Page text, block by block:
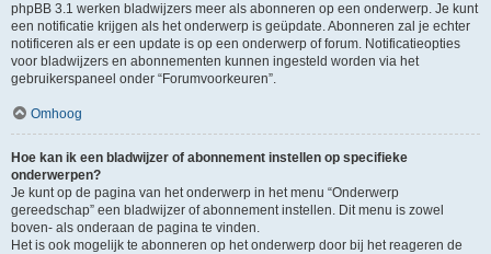
phpBB 3.1 werken bladwijzers meer als abonneren op een onderwerp. Je kunt
een notificatie krijgen als het onderwerp is geüpdate. Abonneren zal je echter
notificeren als er een update is op een onderwerp of forum. Notificatieopties
voor bladwijzers en abonnementen kunnen ingesteld worden via het
gebruikerspaneel onder “Forumvoorkeuren”.
Omhoog
Hoe kan ik een bladwijzer of abonnement instellen op specifieke
onderwerpen?
Je kunt op de pagina van het onderwerp in het menu “Onderwerp
gereedschap” een bladwijzer of abonnement instellen. Dit menu is zowel
boven- als onderaan de pagina te vinden.
Het is ook mogelijk te abonneren op het onderwerp door bij het reageren de